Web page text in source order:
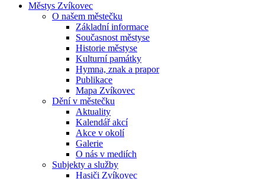
Městys Zvíkovec
O našem městečku
Základní informace
Současnost městyse
Historie městyse
Kulturní památky
Hymna, znak a prapor
Publikace
Mapa Zvíkovec
Dění v městečku
Aktuality
Kalendář akcí
Akce v okolí
Galerie
O nás v mediích
Subjekty a služby
Hasiči Zvíkovec